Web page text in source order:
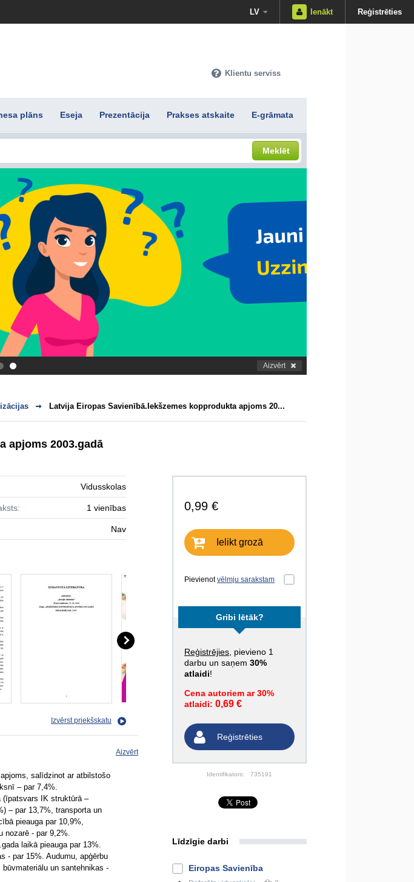
LV Ienākt Reģistrēties
Klientu serviss
plāns Eseja Prezentācija Prakses atskaite E-grāmata
Meklēt
. Aizvērt
Latvija Eiropas Savienībā.Iekšzemes kopprodukta apjoms 20...
apjoms 2003.gadā
0,99 €
Ielikt grozā
Pievienotvēlmju sarakstam
Gribi lētāk?
Reģistrējies , pievieno 1
darbu un saņem 30%
atlaidi!
Cena autoriem ar 30%
atlaidi: 0,69 €
Reģistrēties
Identifikators: 735191
Vidusskolas
1 vienības
Nav
Izvērst priekšskatu
Aizvērt
salīdzinot ar atbilstošo
– par 7,4%.
(īpatsvars IK struktūrā –
– par 13,7%, transporta un
pieauga par 10,9%,
nozarē - par 9,2%.
laikā pieauga par 13%.
- par 15%. Audumu, apģērbu
un santehnikas -
Līdzīgie darbi
Eiropas Savienība